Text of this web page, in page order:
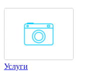
Услуги